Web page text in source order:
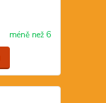
méně než 6